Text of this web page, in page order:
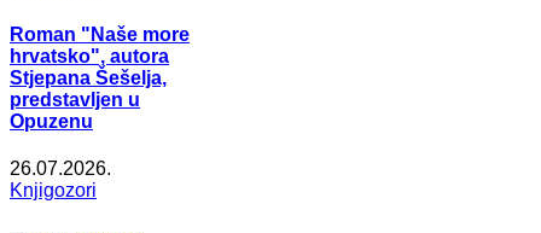
Roman "Naše more
hrvatsko", autora
Stjepana Šešelja,
predstavljen u
Opuzenu
26.07.2026.
Knjigozori